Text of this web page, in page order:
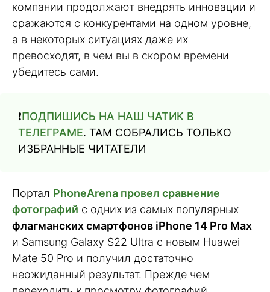
компании продолжают внедрять инновации и
сражаются с конкурентами на одном уровне,
а в некоторых ситуациях даже их
превосходят, в чем вы в скором времени
убедитесь сами.
❗️ПОДПИШИСЬ НА НАШ ЧАТИК В
ТЕЛЕГРАМЕ. ТАМ СОБРАЛИСЬ ТОЛЬКО
ИЗБРАННЫЕ ЧИТАТЕЛИ
Портал PhoneArena провел сравнение
фотографий с одних из самых популярных
флагманских смартфонов iPhone 14 Pro Max
и Samsung Galaxy S22 Ultra с новым Huawei
Mate 50 Pro и получил достаточно
неожиданный результат. Прежде чем